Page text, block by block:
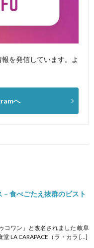
を発信しています。よ
へ
− 食べごたえ抜群のビスト
コワン」と改名されました 岐阜
LA CARAPACE（ラ・カラ […]